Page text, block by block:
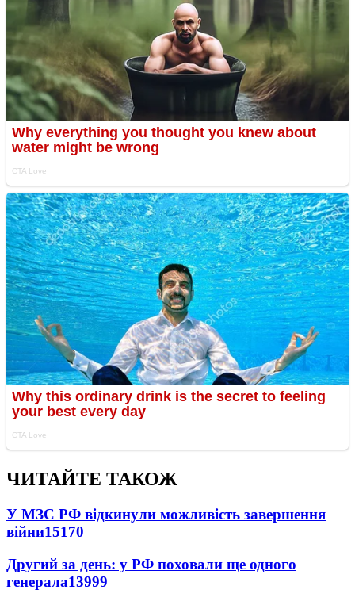
ЧИТАЙТЕ ТАКОЖ
У МЗС РФ відкинули можливість завершення
війни15170
Другий за день: у РФ поховали ще одного
генерала13999